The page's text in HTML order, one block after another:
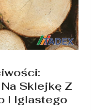
Sklejkę Z
I Iglastego